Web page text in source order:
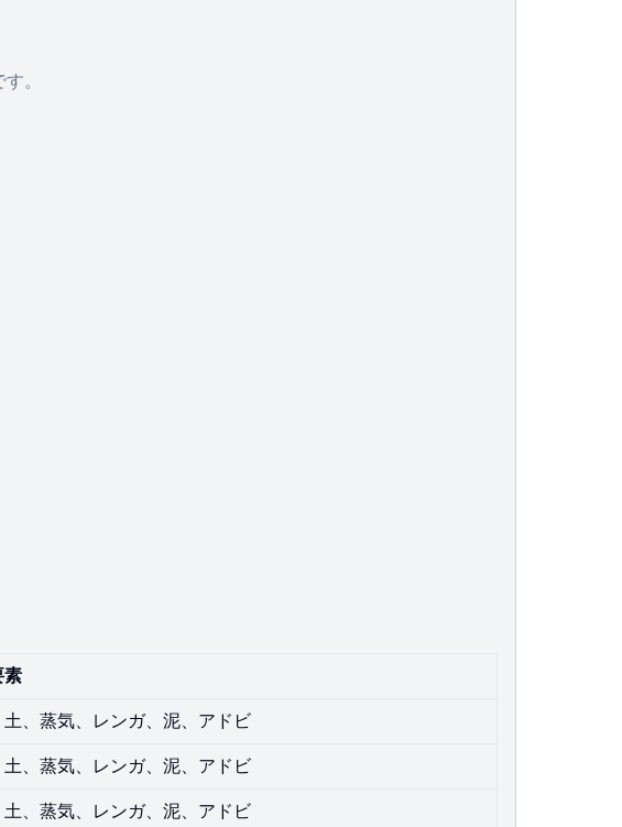
。
素
、蒸気、レンガ、泥、アドビ
、蒸気、レンガ、泥、アドビ
、蒸気、レンガ、泥、アドビ